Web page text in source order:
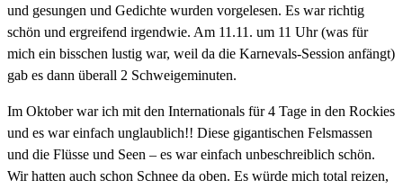
und gesungen und Gedichte wurden vorgelesen. Es war richtig
schön und ergreifend irgendwie. Am 11.11. um 11 Uhr (was für
mich ein bisschen lustig war, weil da die Karnevals-Session anfängt)
gab es dann überall 2 Schweigeminuten.
Im Oktober war ich mit den Internationals für 4 Tage in den Rockies
und es war einfach unglaublich!! Diese gigantischen Felsmassen
und die Flüsse und Seen – es war einfach unbeschreiblich schön.
Wir hatten auch schon Schnee da oben. Es würde mich total reizen,